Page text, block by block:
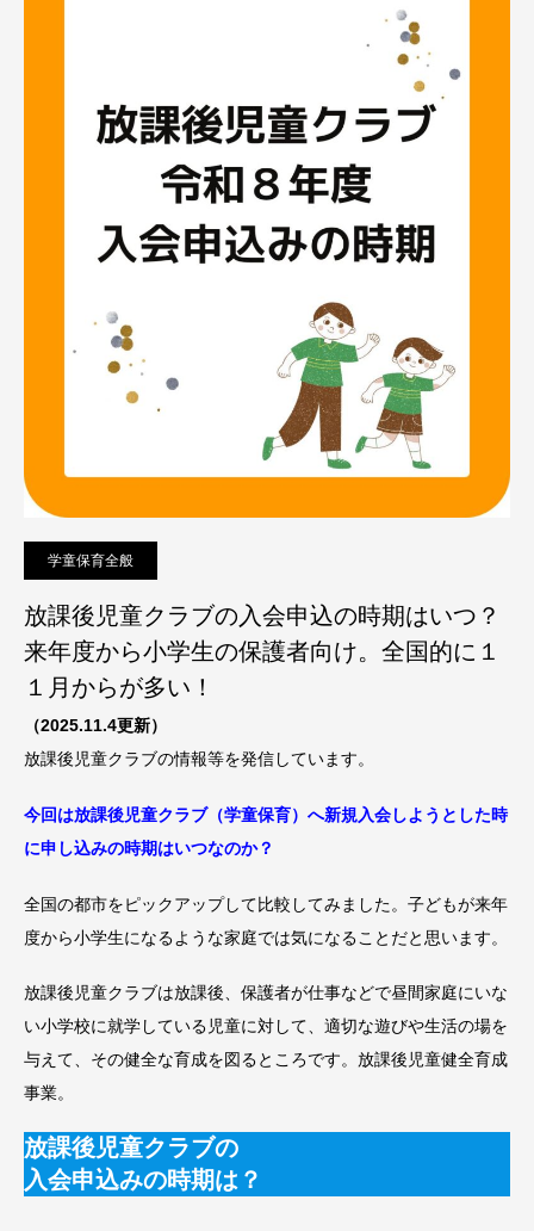
学童保育全般
放課後児童クラブの入会申込の時期はいつ？
来年度から小学生の保護者向け。全国的に１
１月からが多い！
（2025.11.4更新）
放課後児童クラブの情報等を発信しています。
今回は放課後児童クラブ（学童保育）へ新規入会しようとした時
に申し込みの時期はいつなのか？
全国の都市をピックアップして比較してみました。子どもが来年
度から小学生になるような家庭では気になることだと思います。
放課後児童クラブは放課後、保護者が仕事などで昼間家庭にいな
い小学校に就学している児童に対して、適切な遊びや生活の場を
与えて、その健全な育成を図るところです。放課後児童健全育成
事業。
放課後児童クラブの
入会申込みの時期は？